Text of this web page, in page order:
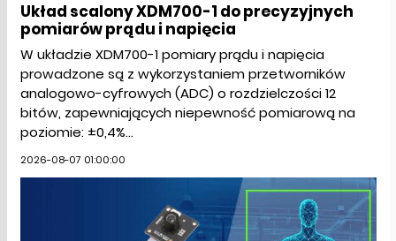
Układ scalony XDM700-1 do precyzyjnych
pomiarów prądu i napięcia
W układzie XDM700-1 pomiary prądu i napięcia
prowadzone są z wykorzystaniem przetworników
analogowo-cyfrowych (ADC) o rozdzielczości 12
bitów, zapewniających niepewność pomiarową na
poziomie: ±0,4%...
2026-08-07 01:00:00